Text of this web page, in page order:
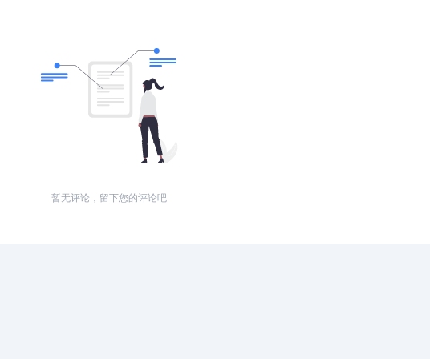
暂无评论，留下您的评论吧